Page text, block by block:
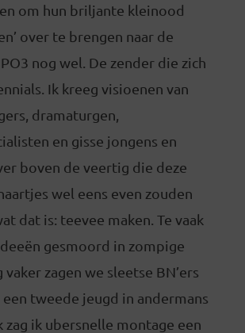
om hun briljante kleinood
over te brengen naar de
nog wel. De zender die zich
Ik kreeg visioenen van
dramaturgen,
en gisse jongens en
boven de veertig die deze
wel eens even zouden
dat is: teevee maken. Te vaak
gesmoord in zompige
zagen we sleetse BN’ers
een tweede jeugd in andermans
zag ik ubersnelle montage een